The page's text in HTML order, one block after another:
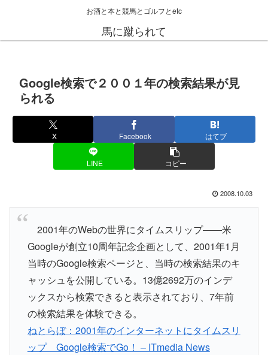
お酒と本と競馬とゴルフとetc
馬に蹴られて
Google検索で２００１年の検索結果が見
られる
X Facebook はてブ
LINE コピー
2008.10.03
2001年のWebの世界にタイムスリップ――米
Googleが創立10周年記念企画として、2001年1月
当時のGoogle検索ページと、当時の検索結果のキ
ャッシュを公開している。13億2692万のインデ
ックスから検索できると表示されており、7年前
の検索結果を体験できる。
ねとらぼ：2001年のインターネットにタイムスリ
ップ Google検索でGo！ – ITmedia News